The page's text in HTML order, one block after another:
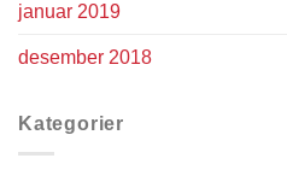
januar 2019
desember 2018
Kategorier